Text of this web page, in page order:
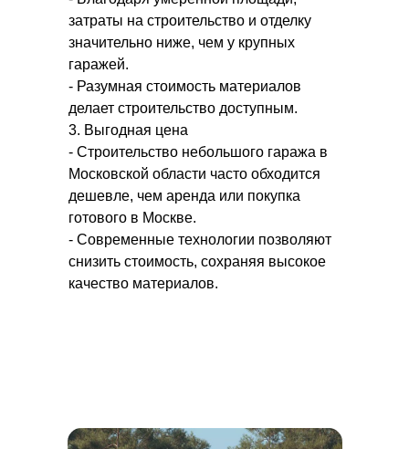
затраты на строительство и отделку
значительно ниже, чем у крупных
гаражей.
- Разумная стоимость материалов
делает строительство доступным.
3. Выгодная цена
- Строительство небольшого гаража в
Московской области часто обходится
дешевле, чем аренда или покупка
готового в Москве.
- Современные технологии позволяют
снизить стоимость, сохраняя высокое
качество материалов.